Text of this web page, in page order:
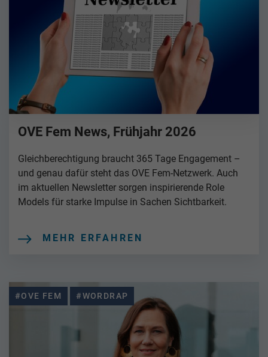
OVE Fem News, Frühjahr 2026
Gleichberechtigung braucht 365 Tage Engagement –
und genau dafür steht das OVE Fem-Netzwerk. Auch
im aktuellen Newsletter sorgen inspirierende Role
Models für starke Impulse in Sachen Sichtbarkeit.
MEHR ERFAHREN
#OVE FEM #WORDRAP